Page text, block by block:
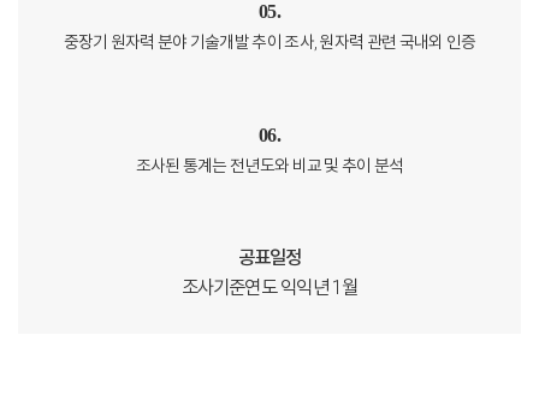
05.
중장기 원자력 분야 기술개발 추이 조사, 원자력 관련 국내외 인증
06.
조사된 통계는 전년도와 비교 및 추이 분석
공표일정
조사기준연도 익익년 1월